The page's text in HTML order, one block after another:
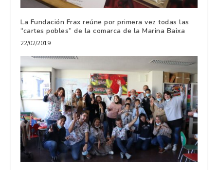
La Fundación Frax reúne por primera vez todas las
“cartes pobles” de la comarca de la Marina Baixa
22/02/2019